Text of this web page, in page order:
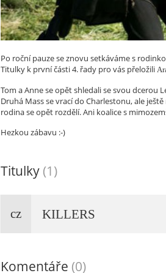
Po roční pauze se znovu setkáváme s
Titulky k první části 4. řady pro vás přeložili
Tom a Anne se opět shledali se svou dcerou
Druhá Mass se vrací do Charlestonu, ale
rodina se opět rozdělí. Ani koalice s
Hezkou zábavu :-)
Titulky (1)
cz KILLERS
Komentáře (0)